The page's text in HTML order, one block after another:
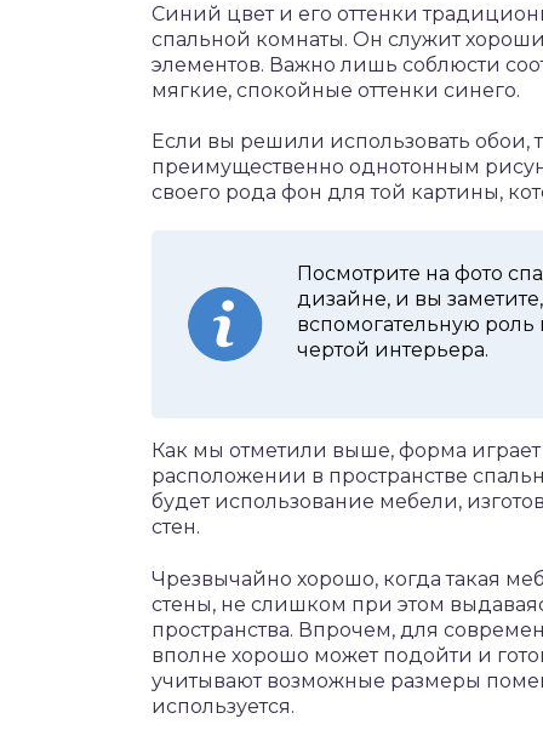
Синий цвет и его оттенки
спальной комнаты. Он служит
элементов. Важно лишь соблюсти
мягкие, спокойные оттенки синего.
Если вы решили использовать обои,
преимущественно однотонным
своего рода фон для той картины,
Посмотрите на фото
дизайне, и вы
вспомогательную
чертой интерьера.
Как мы отметили выше, форма
расположении в пространстве
будет использование мебели,
стен.
Чрезвычайно хорошо, когда такая
стены, не слишком при этом
пространства. Впрочем, для
вполне хорошо может подойти и
учитывают возможные размеры
используется.